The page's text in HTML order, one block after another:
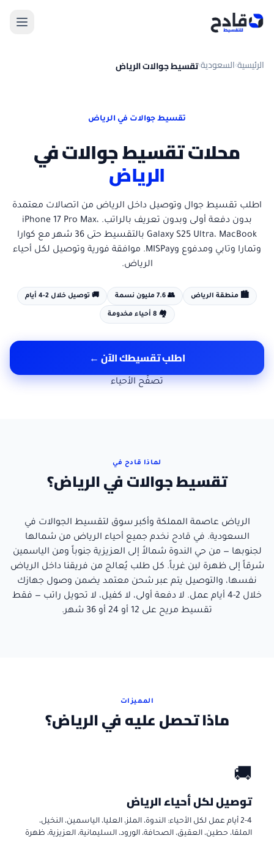
الرئيسية›السعودية›تقسيط جوالات الرياض
تقسيط جوالات في الرياض
محلات تقسيط جوالات في
الرياض
اطلب تقسيط جوال وتوصيل داخل الرياض من اتصالات معتمدة
بدون دفعة أولى وبدون تعريف بالراتب. iPhone 17 Pro Max،
Galaxy S25 Ultra، MacBook بالتقسيط حتى 36 شهر مع كوارا
وتمارا وتابي ومدفوع وMISPay. موافقة فورية وتوصيل لكل أحياء
الرياض.
منطقة الرياض 👥 7.6 مليون نسمة 🚚 توصيل خلال 2-4 أيام
🏘️
8 أحياء مخدومة
اطلب تقسيطك الآن ←
تصفّح الأحياء
لماذا قادح في
تقسيط جوالات في الرياض؟
الرياض عاصمة المملكة وأكبر سوق لتقسيط الجوالات في
السعودية. في قادح نخدم جميع أحياء الرياض من شمالها
لجنوبها — من حي الندوة شمالاً إلى العزيزية جنوباً ومن الياسمين
شرقاً إلى ظهرة لبن غرباً. كل طلب يُعالج من فريقنا داخل الرياض
نفسها، والتوصيل يتم عبر شحن معتمد يضمن وصول جهازك
خلال 2-4 أيام عمل. لا دفعة أولى، لا كفيل، لا تحويل راتب — فقط
تقسيط مريح على 12 أو 24 أو 36 شهر.
المميزات
ماذا تحصل عليه في الرياض؟
🚚
توصيل لكل أحياء الرياض
2-4 أيام عمل لكل الأحياء: الندوة، الملز، العليا، الياسمين، النخيل،
الملقا، حطين، العقيق، الصحافة، الورود، السليمانية، العزيزية، ظهرة